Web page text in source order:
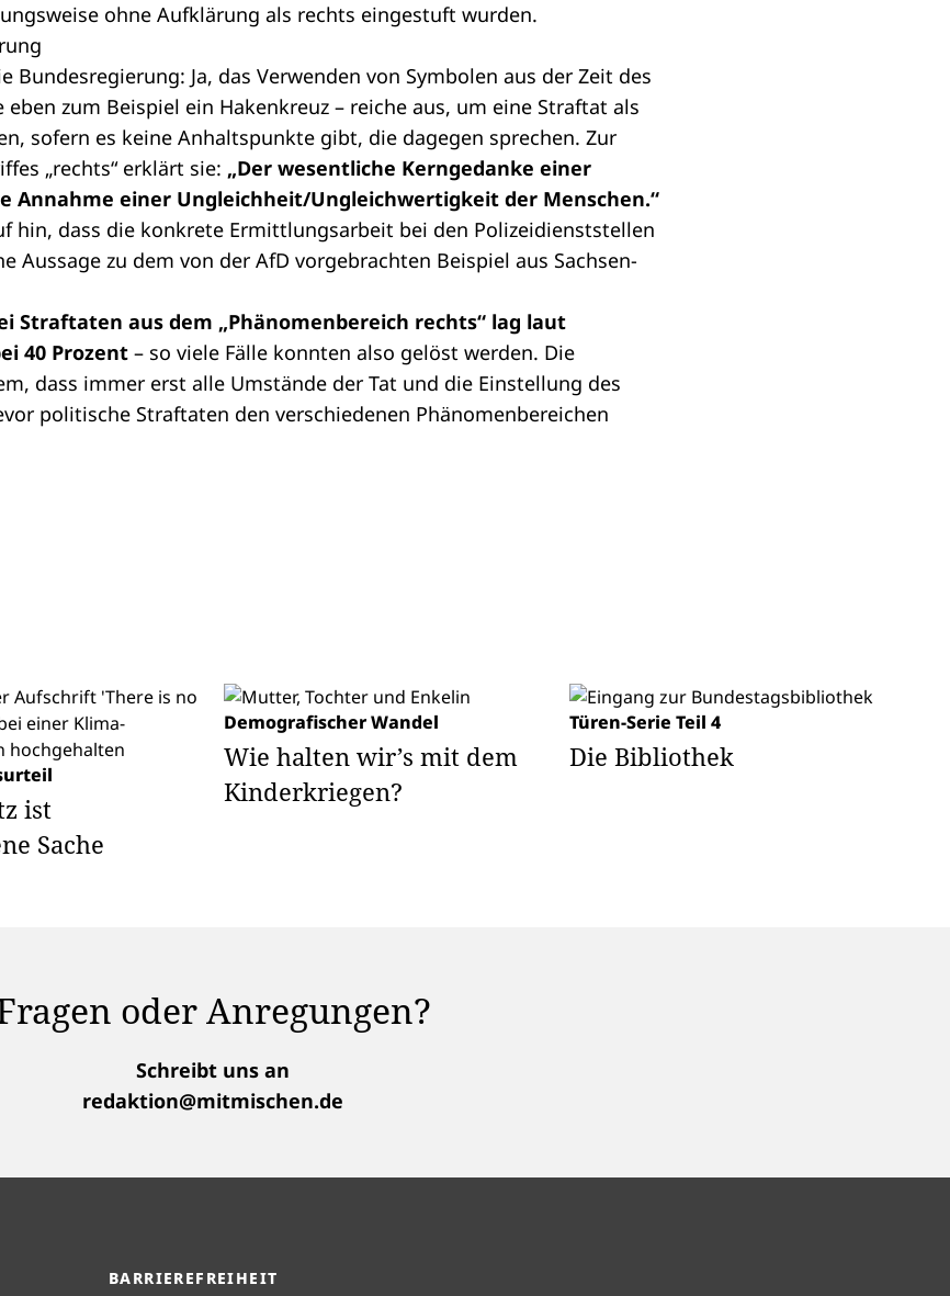
ohne Aufklärung als rechts eingestuft wurden.
Bundesregierung: Ja, das Verwenden von Symbolen aus der Zeit des
zum Beispiel ein Hakenkreuz – reiche aus, um eine Straftat als
sofern es keine Anhaltspunkte gibt, die dagegen sprechen. Zur
„rechts“ erklärt sie: „Der wesentliche Kerngedanke einer
Annahme einer Ungleichheit/Ungleichwertigkeit der Menschen.“
hin, dass die konkrete Ermittlungsarbeit bei den Polizeidienststellen
Aussage zu dem von der AfD vorgebrachten Beispiel aus Sachsen-
Straftaten aus dem „Phänomenbereich rechts“ lag laut
40 Prozent – so viele Fälle konnten also gelöst werden. Die
dass immer erst alle Umstände der Tat und die Einstellung des
politische Straftaten den verschiedenen Phänomenbereichen
ist
Sache
Demografischer Wandel
Wie halten wir’s mit dem
Kinderkriegen?
Türen-Serie Teil 4
Die Bibliothek
oder Anregungen?
Schreibt uns an
redaktion@mitmischen.de
BARRIEREFREIHEIT